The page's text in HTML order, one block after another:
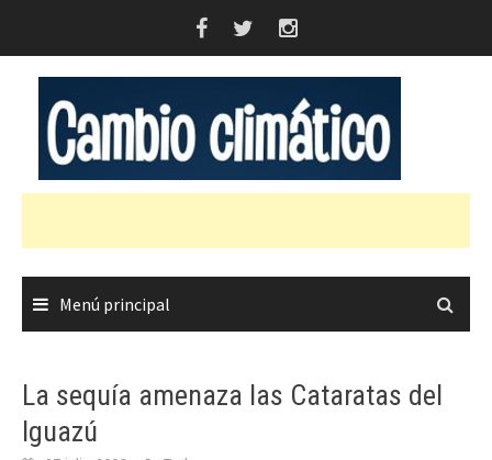
Menú principal
La sequía amenaza las Cataratas del
Iguazú